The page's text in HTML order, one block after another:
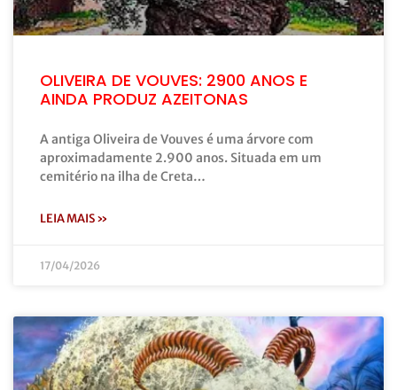
OLIVEIRA DE VOUVES: 2900 ANOS E
AINDA PRODUZ AZEITONAS
A antiga Oliveira de Vouves é uma árvore com
aproximadamente 2.900 anos. Situada em um
cemitério na ilha de Creta…
LEIA MAIS »
17/04/2026